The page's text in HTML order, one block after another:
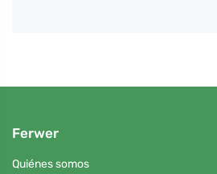
Ferwer
Quiénes somos